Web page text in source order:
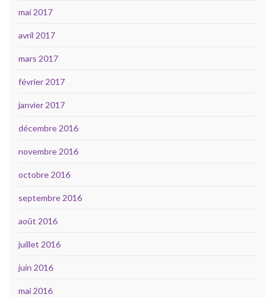
mai 2017
avril 2017
mars 2017
février 2017
janvier 2017
décembre 2016
novembre 2016
octobre 2016
septembre 2016
août 2016
juillet 2016
juin 2016
mai 2016